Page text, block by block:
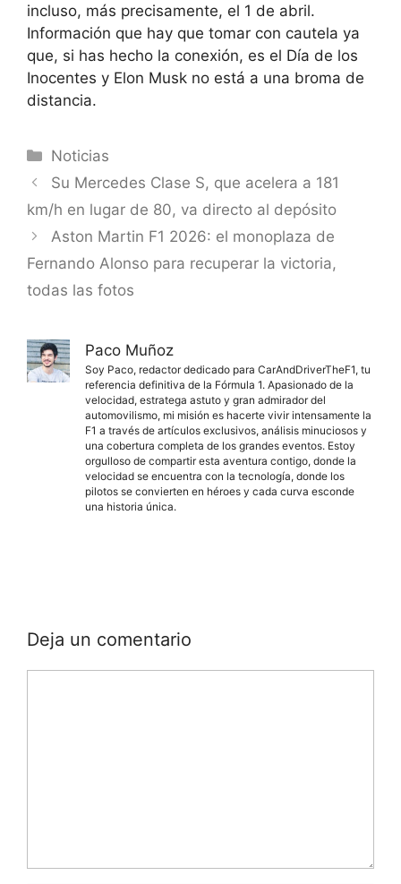
incluso, más precisamente, el 1 de abril.
Información que hay que tomar con cautela ya
que, si has hecho la conexión, es el Día de los
Inocentes y Elon Musk no está a una broma de
distancia.
Categorías
Noticias
Su Mercedes Clase S, que acelera a 181
km/h en lugar de 80, va directo al depósito
Aston Martin F1 2026: el monoplaza de
Fernando Alonso para recuperar la victoria,
todas las fotos
Paco Muñoz
Soy Paco, redactor dedicado para CarAndDriverTheF1, tu
referencia definitiva de la Fórmula 1. Apasionado de la
velocidad, estratega astuto y gran admirador del
automovilismo, mi misión es hacerte vivir intensamente la
F1 a través de artículos exclusivos, análisis minuciosos y
una cobertura completa de los grandes eventos. Estoy
orgulloso de compartir esta aventura contigo, donde la
velocidad se encuentra con la tecnología, donde los
pilotos se convierten en héroes y cada curva esconde
una historia única.
Deja un comentario